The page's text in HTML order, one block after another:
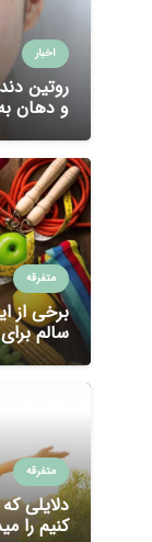
اخبار
روتین
و دهان
متفرقه
برخی از
سالم
متفرقه
دلایلی
کنیم را